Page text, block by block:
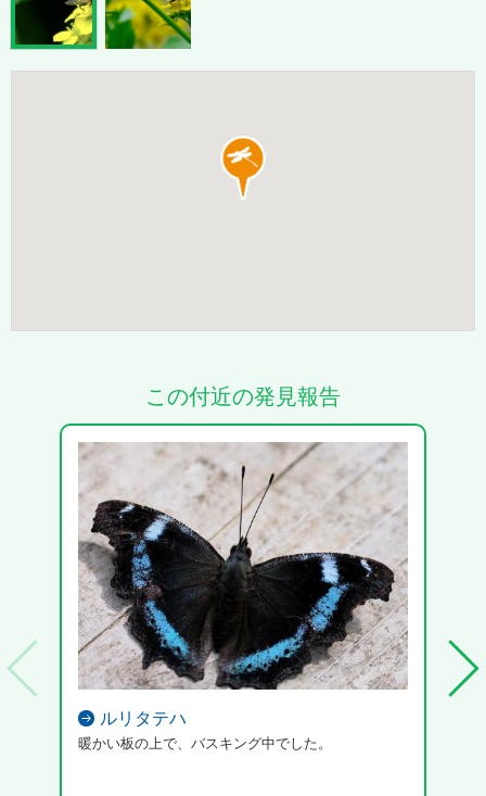
この付近の発見報告
ルリタテハ
暖かい板の上で、バスキング中でした。